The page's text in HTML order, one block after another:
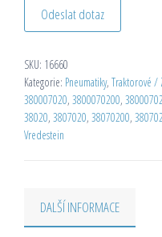
Odeslat dotaz
SKU: 16660
Kategorie: Pneumatiky, Traktorové /
380007020, 3800070200,
38020, 3807020, 38070200,
Vredestein
DALŠÍ INFORMACE